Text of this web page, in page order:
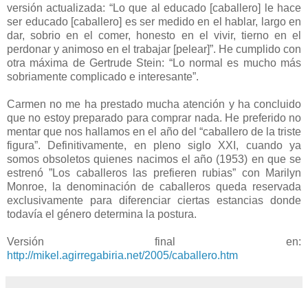
versión actualizada: “Lo que al educado [caballero] le hace
ser educado [caballero] es ser medido en el hablar, largo en
dar, sobrio en el comer, honesto en el vivir, tierno en el
perdonar y animoso en el trabajar [pelear]”. He cumplido con
otra máxima de Gertrude Stein: “Lo normal es mucho más
sobriamente complicado e interesante”.
Carmen no me ha prestado mucha atención y ha concluido
que no estoy preparado para comprar nada. He preferido no
mentar que nos hallamos en el año del “caballero de la triste
figura”. Definitivamente, en pleno siglo XXI, cuando ya
somos obsoletos quienes nacimos el año (1953) en que se
estrenó ”Los caballeros las prefieren rubias” con Marilyn
Monroe, la denominación de caballeros queda reservada
exclusivamente para diferenciar ciertas estancias donde
todavía el género determina la postura.
Versión final en:
http://mikel.agirregabiria.net/2005/caballero.htm